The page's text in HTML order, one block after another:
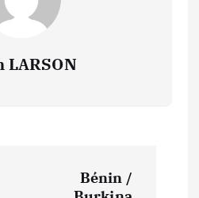
LARSON
Bénin /